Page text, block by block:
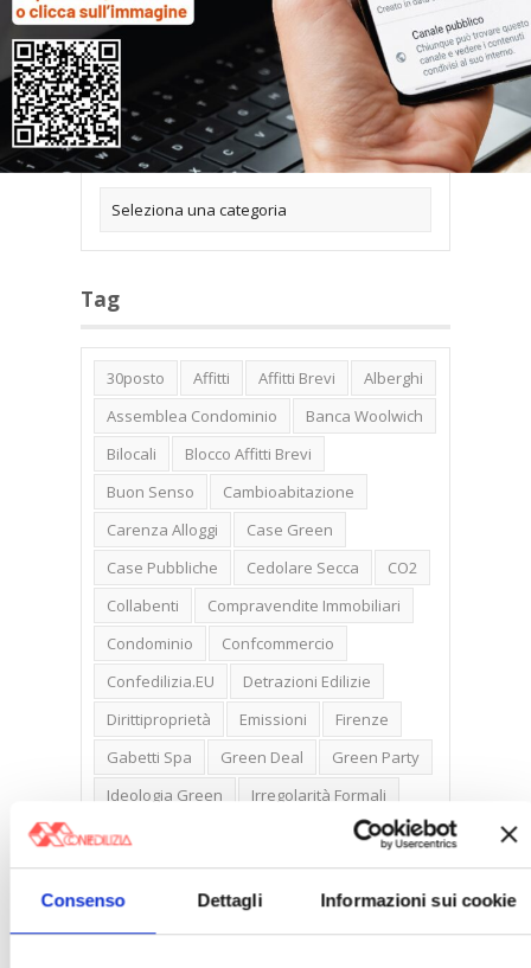
Consenso Dettagli Informazioni sui cookie
Categorie
Tag
30posto Affitti Affitti Brevi
Alberghi
Assemblea Condominio
Banca Woolwich
Bilocali
Blocco Affitti Brevi
Buon Senso
Cambioabitazione
Carenza Alloggi
Case Green
Case Pubbliche
Cedolare Secca
CO2
Collabenti
Compravendite Immobiliari
Condominio
Confcommercio
Confedilizia.EU
Detrazioni Edilizie
Dirittiproprietà
Emissioni
Firenze
Gabetti Spa
Green Deal
Green Party
Ideologia Green
Irregolarità Formali
Libero Mercato
New York
Nudaproprietà
Prezzi Case
Prima Casa
Proprietari Casa